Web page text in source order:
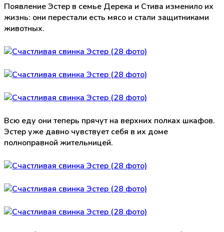
Появление Эстер в семье Дерека и Стива изменило их
жизнь: они перестали есть мясо и стали защитниками
животных.
Всю еду они теперь прячут на верхних полках шкафов.
Эстер уже давно чувствует себя в их доме
полноправной жительницей.